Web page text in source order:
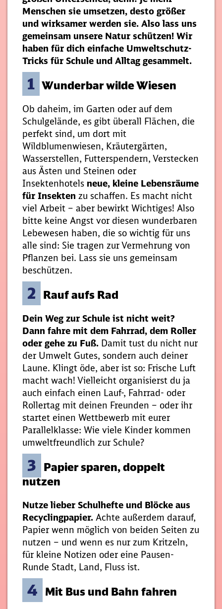
Menschen sie umsetzen, desto größer
und wirksamer werden sie. Also lass uns
gemeinsam unsere Natur schützen! Wir
haben für dich einfache Umweltschutz-
Tricks für Schule und Alltag gesammelt.
1 Wunderbar wilde Wiesen
Ob daheim, im Garten oder auf dem
Schulgelände, es gibt überall Flächen, die
perfekt sind, um dort mit
Wildblumenwiesen, Kräutergärten,
Wasserstellen, Futterspendern, Verstecken
aus Ästen und Steinen oder
Insektenhotels neue, kleine Lebensräume
für Insekten zu schaffen. Es macht nicht
viel Arbeit – aber bewirkt Wichtiges! Also
bitte keine Angst vor diesen wunderbaren
Lebewesen haben, die so wichtig für uns
alle sind: Sie tragen zur Vermehrung von
Pflanzen bei. Lass sie uns gemeinsam
beschützen.
2 Rauf aufs Rad
Dein Weg zur Schule ist nicht weit?
Dann fahre mit dem Fahrrad, dem Roller
oder gehe zu Fuß. Damit tust du nicht nur
der Umwelt Gutes, sondern auch deiner
Laune. Klingt öde, aber ist so: Frische Luft
macht wach! Vielleicht organisierst du ja
auch einfach einen Lauf-, Fahrrad- oder
Rollertag mit deinen Freunden – oder ihr
startet einen Wettbewerb mit eurer
Parallelklasse: Wie viele Kinder kommen
umweltfreundlich zur Schule?
3
Papier sparen, doppelt
nutzen
Nutze lieber Schulhefte und Blöcke aus
Recyclingpapier. Achte außerdem darauf,
Papier wenn möglich von beiden Seiten zu
nutzen – und wenn es nur zum Kritzeln,
für kleine Notizen oder eine Pausen-
Runde Stadt, Land, Fluss ist.
4 Mit Bus und Bahn fahren